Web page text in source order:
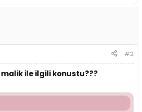
#2
ile ilgili konustu???